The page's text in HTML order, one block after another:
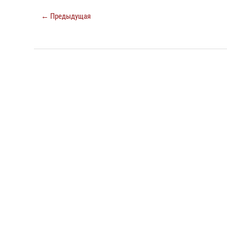
← Предыдущая